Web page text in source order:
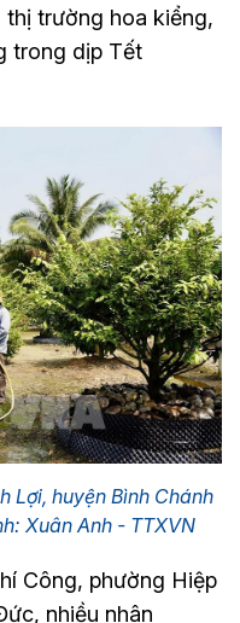
thị trường hoa kiểng,
trong dịp Tết
Lợi, huyện Bình Chánh
Xuân Anh - TTXVN
Công, phường Hiệp
nhiều nhân